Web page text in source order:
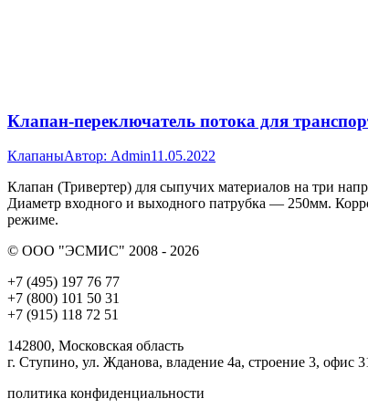
Клапан-переключатель потока для
КлапаныАвтор: Admin11.05.2022
Клапан (Тривертер) для сыпучих материалов на три
Диаметр входного и выходного патрубка — 250мм.
режиме.
© ООО "ЭСМИС" 2008 - 2026
+7 (495) 197 76 77
+7 (800) 101 50 31
+7 (915) 118 72 51
142800, Московская область
г. Ступино, ул. Жданова, владение 4а, строение 3, офис
политика конфиденциальности